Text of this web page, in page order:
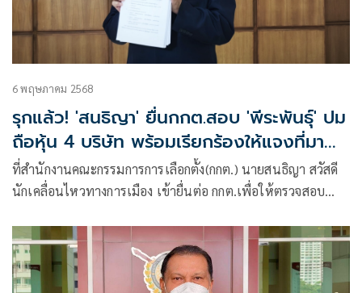
6 พฤษภาคม 2568
รุกแล้ว! 'สนธิญา' ยื่นกกต.สอบ 'พีระพันธุ์' ปม
ถือหุ้น 4 บริษัท พร้อมเรียกร้องให้แจงที่มา
ของหุ้น
ที่สำนักงานคณะกรรมการการเลือกตั้ง(กกต.) นายสนธิญา สวัสดี
นักเคลื่อนไหวทางการเมือง เข้ายื่นต่อ กกต.เพื่อให้ตรวจสอบ